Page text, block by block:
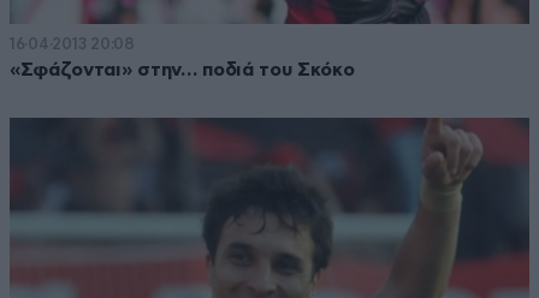
16·04·2013 20:08
«Σφάζονται» στην… ποδιά του Σκόκο